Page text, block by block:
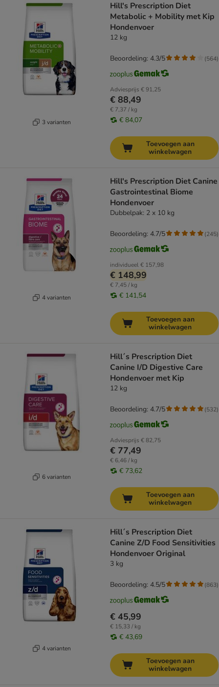
3 varianten
Hill's Prescription Diet
Metabolic + Mobility met Kip
Hondenvoer
12 kg
Adviesprijs € 91,25
€ 88,49
€ 7,37 / kg
€ 84,07
Beoordeling: 4.3/5 (564)
Toevoegen aan
winkelwagen
4 varianten
Hill's Prescription Diet Canine
Gastrointestinal Biome
Hondenvoer
Dubbelpak: 2 x 10 kg
individueel€ 157,98
€ 148,99
€ 7,45 / kg
€ 141,54
Beoordeling: 4.7/5 (245)
Toevoegen aan
winkelwagen
6 varianten
Hill´s Prescription Diet
Canine I/D Digestive Care
Hondenvoer met Kip
12 kg
Adviesprijs € 82,75
€ 77,49
€ 6,46 / kg
€ 73,62
Beoordeling: 4.7/5 (532)
Toevoegen aan
winkelwagen
4 varianten
Hill´s Prescription Diet
Canine Z/D Food Sensitivities
Hondenvoer Original
3 kg
€ 45,99
€ 15,33 / kg
€ 43,69
Beoordeling: 4.5/5 (863)
Toevoegen aan
winkelwagen